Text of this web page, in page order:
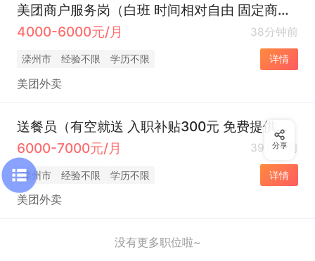
美团商户服务岗（白班 时间相对自由 固定商圈）
4000-6000元/月
38分钟前
滦州市 经验不限 学历不限 详情
美团外卖
送餐员（有空就送 入职补贴300元 免费提供电动车）
6000-7000元/月
39分钟前
滦州市 经验不限 学历不限 详情
美团外卖
没有更多职位啦~
分享